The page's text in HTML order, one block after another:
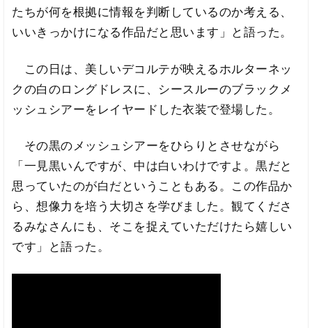
たちが何を根拠に情報を判断しているのか考える、
いいきっかけになる作品だと思います」と語った。
この日は、美しいデコルテが映えるホルターネッ
クの白のロングドレスに、シースルーのブラックメ
ッシュシアーをレイヤードした衣装で登場した。
その黒のメッシュシアーをひらりとさせながら
「一見黒いんですが、中は白いわけですよ。黒だと
思っていたのが白だということもある。この作品か
ら、想像力を培う大切さを学びました。観てくださ
るみなさんにも、そこを捉えていただけたら嬉しい
です」と語った。